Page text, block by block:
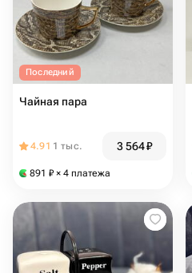
Последний
Чайная пара
4.91 1 тыс. 3 564₽
891 ₽ × 4 платежа